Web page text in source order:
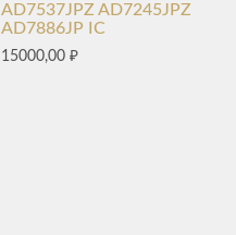
AD7537JPZ AD7245JPZ
AD7886JP IC
15000,00₽